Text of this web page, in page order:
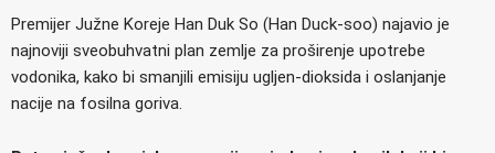
Premijer Južne Koreje Han Duk So (Han Duck-soo) najavio je
najnoviji sveobuhvatni plan zemlje za proširenje upotrebe
vodonika, kako bi smanjili emisiju ugljen-dioksida i oslanjanje
nacije na fosilna goriva.